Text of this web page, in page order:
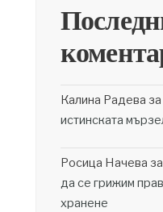
Калина Радева за
истинската
Росица Начева за
да се грижим
хранене